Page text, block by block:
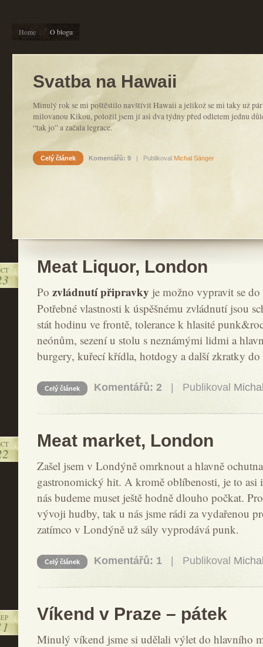
Home O blogu
Svatba na Hawaii
Minulý rok se mi poštěstilo navštívit Hawaii a jelikož se mi taky už
milovanou Kikou, položil jsem jí asi dva týdny před odletem jednu
“tak jo” a začala legrace.
Celý článek Komentářů: 9| Publikoval Michal Sänger
Meat Liquor, London
Po zvládnutí připravky je možno vypravit se do
Potřebné vlastnosti k úspěšnému zvládnutí jsou
stát hodinu ve frontě, tolerance k hlasité
neónům, sezení u stolu s neznámými lidmi a
burgery, kuřecí křídla, hotdogy a další zkratky
Celý článek Komentářů: 2| Publikoval
Meat market, London
Zašel jsem v Londýně omrknout a hlavně
gastronomický hit. A kromě oblíbenosti, je to asi
nás budeme muset ještě hodně dlouho počkat.
vývoji hudby, tak u nás jsme rádi za vydařenou
zatímco v Londýně už sály vyprodává punk.
Celý článek Komentářů: 1| Publikoval
Víkend v Praze – pátek
Minulý víkend jsme si udělali výlet do hlavního